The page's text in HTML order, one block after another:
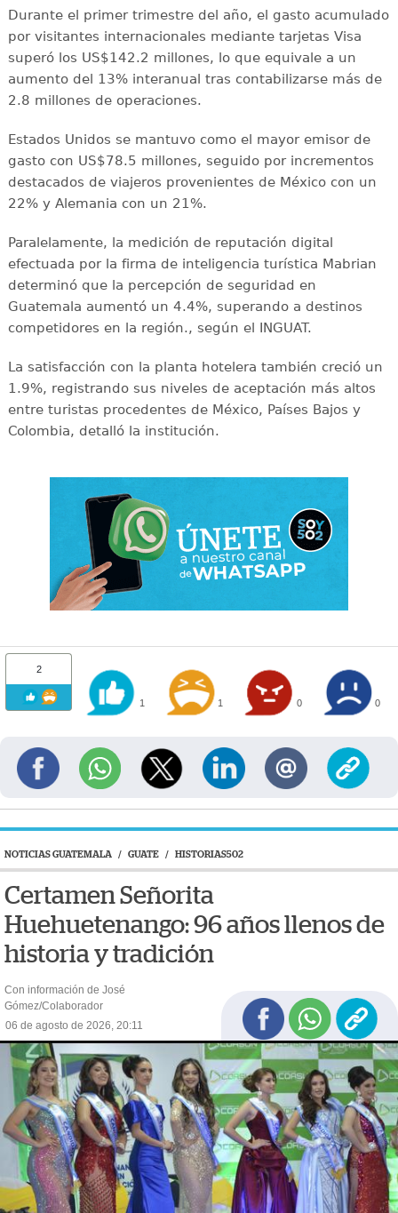
Durante el primer trimestre del año, el gasto acumulado
por visitantes internacionales mediante tarjetas Visa
superó los US$142.2 millones, lo que equivale a un
aumento del 13% interanual tras contabilizarse más de
2.8 millones de operaciones.
Estados Unidos se mantuvo como el mayor emisor de
gasto con US$78.5 millones, seguido por incrementos
destacados de viajeros provenientes de México con un
22% y Alemania con un 21%.
Paralelamente, la medición de reputación digital
efectuada por la firma de inteligencia turística Mabrian
determinó que la percepción de seguridad en
Guatemala aumentó un 4.4%, superando a destinos
competidores en la región., según el INGUAT.
La satisfacción con la planta hotelera también creció un
1.9%, registrando sus niveles de aceptación más altos
entre turistas procedentes de México, Países Bajos y
Colombia, detalló la institución.
2
1 1 0 0
NOTICIAS GUATEMALA / GUATE / HISTORIAS502
Certamen Señorita
Huehuetenango: 96 años llenos de
historia y tradición
Con información de José
Gómez/Colaborador
06 de agosto de 2026, 20:11